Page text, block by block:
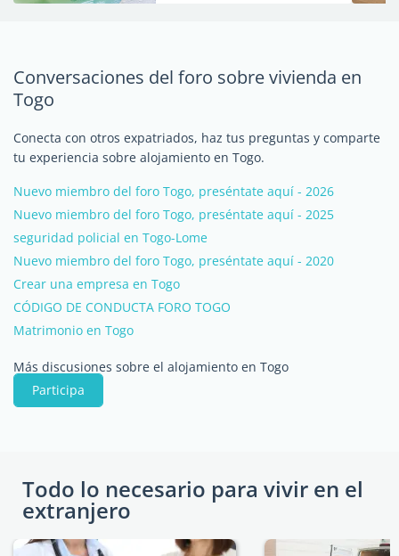
Conversaciones del foro sobre vivienda en
Togo
Conecta con otros expatriados, haz tus preguntas y comparte
tu experiencia sobre alojamiento en Togo.
Nuevo miembro del foro Togo, preséntate aquí - 2026
Nuevo miembro del foro Togo, preséntate aquí - 2025
seguridad policial en Togo-Lome
Nuevo miembro del foro Togo, preséntate aquí - 2020
Crear una empresa en Togo
CÓDIGO DE CONDUCTA FORO TOGO
Matrimonio en Togo
Más discusiones sobre el alojamiento en Togo
Participa
Todo lo necesario para vivir en el
extranjero